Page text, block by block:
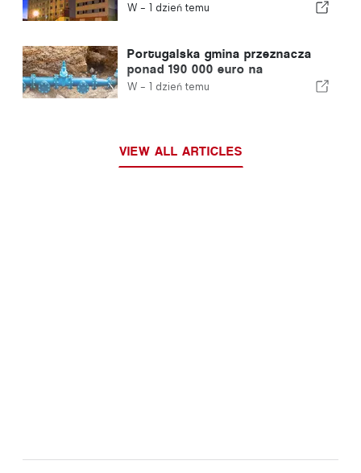
W - 1 dzień temu
Portugalska gmina przeznacza
ponad 190 000 euro na
zaopatrzenie w wodę
W - 1 dzień temu
VIEW ALL ARTICLES